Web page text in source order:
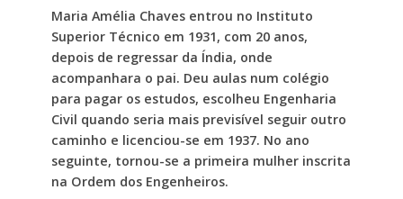
Maria Amélia Chaves entrou no Instituto
Superior Técnico em 1931, com 20 anos,
depois de regressar da Índia, onde
acompanhara o pai. Deu aulas num colégio
para pagar os estudos, escolheu Engenharia
Civil quando seria mais previsível seguir outro
caminho e licenciou-se em 1937. No ano
seguinte, tornou-se a primeira mulher inscrita
na Ordem dos Engenheiros.